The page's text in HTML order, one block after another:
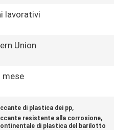
lavorativi
Union
mese
di plastica dei pp,
resistente alla corrosione,
di plastica del barilotto